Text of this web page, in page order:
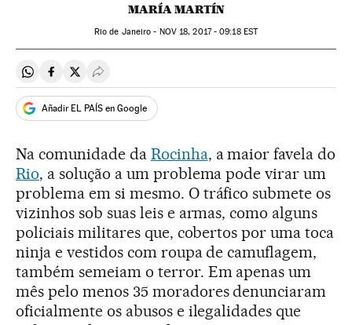
MARÍA MARTÍN
Rio de Janeiro - NOV18, 2017 - 09:18EST
Compartir en Whatsapp
Compartir en Facebook
Compartir en Twitter
Desplegar Redes Sociales
Añadir EL PAÍS en Google
Na comunidade da Rocinha, a maior favela do
Rio, a solução a um problema pode virar um
problema em si mesmo. O tráfico submete os
vizinhos sob suas leis e armas, como alguns
policiais militares que, cobertos por uma toca
ninja e vestidos com roupa de camuflagem,
também semeiam o terror. Em apenas um
mês pelo menos 35 moradores denunciaram
oficialmente os abusos e ilegalidades que